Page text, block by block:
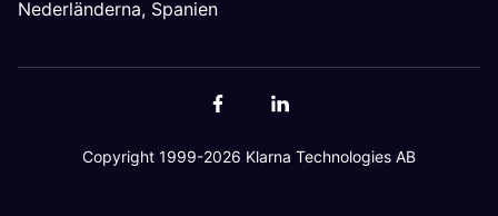
Nederländerna, Spanien
Copyright 1999-2026 Klarna Technologies AB